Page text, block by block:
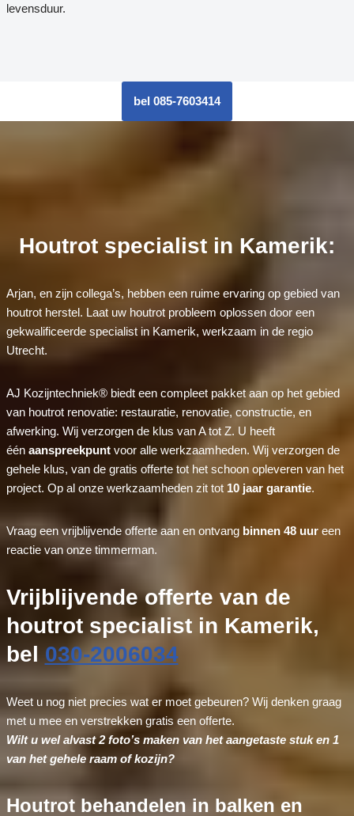
levensduur.
bel 085-7603414
Houtrot specialist in Kamerik:
Arjan, en zijn collega’s, hebben een ruime ervaring op gebied van
houtrot herstel. Laat uw houtrot probleem oplossen door een
gekwalificeerde specialist in Kamerik, werkzaam in de regio
Utrecht.
AJ Kozijntechniek® biedt een compleet pakket aan op het gebied
van houtrot renovatie: restauratie, renovatie, constructie, en
afwerking. Wij verzorgen de klus van A tot Z. U heeft
één aanspreekpuntvoor alle werkzaamheden. Wij verzorgen de
gehele klus, van de gratis offerte tot het schoon opleveren van het
project. Op al onze werkzaamheden zit tot 10 jaar garantie.
Vraag een vrijblijvende offerte aan en ontvang binnen 48 uureen
reactie van onze timmerman.
Vrijblijvende offerte van de
houtrot specialist in Kamerik,
bel 030-2006034
Weet u nog niet precies wat er moet gebeuren? Wij denken graag
met u mee en verstrekken gratis een offerte.
Wilt u wel alvast 2 foto’s maken van het aangetaste stuk en 1
van het gehele raam of kozijn?
Houtrot behandelen in balken en